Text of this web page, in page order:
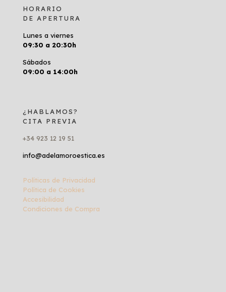
HORARIO
DE APERTURA
Lunes a viernes
09:30 a 20:30h
Sábados
09:00 a 14:00h
¿HABLAMOS?
CITA PREVIA
+34 923 12 19 51
info@adelamoroestica.es
Políticas de Privacidad
Política de Cookies
Accesibilidad
Condiciones de Compra